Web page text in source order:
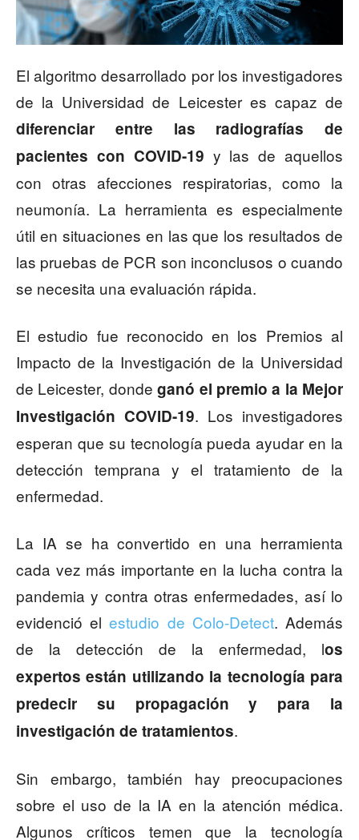
El algoritmo desarrollado por los investigadores
de la Universidad de Leicester es capaz de
diferenciar entre las radiografías de
pacientes con COVID-19 y las de aquellos
con otras afecciones respiratorias, como la
neumonía. La herramienta es especialmente
útil en situaciones en las que los resultados de
las pruebas de PCR son inconclusos o cuando
se necesita una evaluación rápida.
El estudio fue reconocido en los Premios al
Impacto de la Investigación de la Universidad
de Leicester, donde ganó el premio a la Mejor
Investigación COVID-19. Los investigadores
esperan que su tecnología pueda ayudar en la
detección temprana y el tratamiento de la
enfermedad.
La IA se ha convertido en una herramienta
cada vez más importante en la lucha contra la
pandemia y contra otras enfermedades, así lo
evidenció elestudio de Colo-Detect. Además
de la detección de la enfermedad, los
expertos están utilizando la tecnología para
predecir su propagación y para la
investigación de tratamientos.
Sin embargo, también hay preocupaciones
sobre el uso de la IA en la atención médica.
Algunos críticos temen que la tecnología